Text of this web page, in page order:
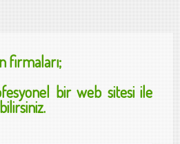
firmaları;
bir web sitesi ile